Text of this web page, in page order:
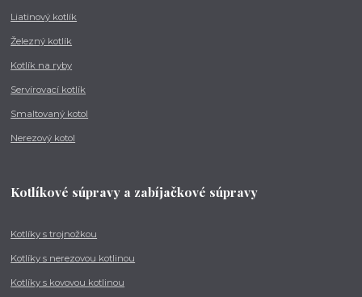
Liatinový kotlík
Železný kotlík
Kotlík na ryby
Servírovací kotlík
Smaltovaný kotol
Nerezový kotol
Kotlíkové súpravy a zabíjačkové súpravy
Kotlíky s trojnožkou
Kotlíky s nerezovou kotlinou
Kotlíky s kovovou kotlinou